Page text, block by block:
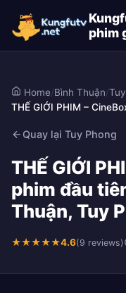
phim
Home/Bình Thuận/
THẾ GIỚI PHIM –
Quay lại Tuy Phong
THẾ GIỚI
phim đầu
Thuận, Tuy
★★★★★4.6(9 reviews)